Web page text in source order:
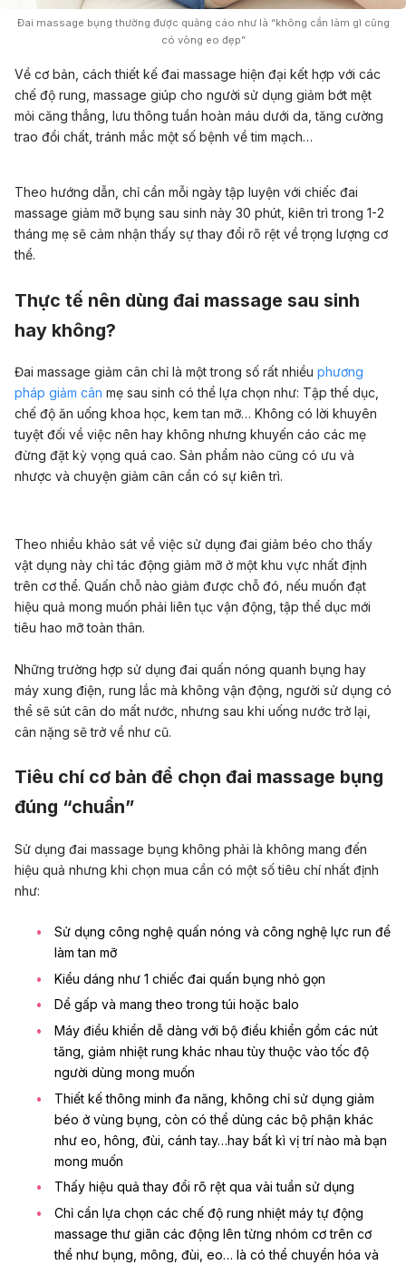
Đai massage bụng thường được quảng cáo như là “không cần làm gì cũng
có vòng eo đẹp”
Về cơ bản, cách thiết kế đai massage hiện đại kết hợp với các
chế độ rung, massage giúp cho người sử dụng giảm bớt mệt
mỏi căng thẳng, lưu thông tuần hoàn máu dưới da, tăng cường
trao đổi chất, tránh mắc một số bệnh về tim mạch…
Theo hướng dẫn, chỉ cần mỗi ngày tập luyện với chiếc đai
massage giảm mỡ bụng sau sinh này 30 phút, kiên trì trong 1-2
tháng mẹ sẽ cảm nhận thấy sự thay đổi rõ rệt về trọng lượng cơ
thể.
Thực tế nên dùng đai massage sau sinh
hay không?
Đai massage giảm cân chỉ là một trong số rất nhiều phương
pháp giảm cân mẹ sau sinh có thể lựa chọn như: Tập thể dục,
chế độ ăn uống khoa học, kem tan mỡ… Không có lời khuyên
tuyệt đối về việc nên hay không nhưng khuyến cáo các mẹ
đừng đặt kỳ vọng quá cao. Sản phẩm nào cũng có ưu và
nhược và chuyện giảm cân cần có sự kiên trì.
Theo nhiều khảo sát về việc sử dụng đai giảm béo cho thấy
vật dụng này chỉ tác động giảm mỡ ở một khu vực nhất định
trên cơ thể. Quấn chỗ nào giảm được chỗ đó, nếu muốn đạt
hiệu quả mong muốn phải liên tục vận động, tập thể dục mới
tiêu hao mỡ toàn thân.
Những trường hợp sử dụng đai quấn nóng quanh bụng hay
máy xung điện, rung lắc mà không vận động, người sử dụng có
thể sẽ sút cân do mất nước, nhưng sau khi uống nước trở lại,
cân nặng sẽ trở về như cũ.
Tiêu chí cơ bản để chọn đai massage bụng
đúng “chuẩn”
Sử dụng đai massage bụng không phải là không mang đến
hiệu quả nhưng khi chọn mua cần có một số tiêu chí nhất định
như:
Sử dụng công nghệ quấn nóng và công nghệ lực run để
làm tan mỡ
Kiểu dáng như 1 chiếc đai quấn bụng nhỏ gọn
Dể gấp và mang theo trong túi hoặc balo
Máy điều khiển dễ dàng với bộ điều khiển gồm các nút
tăng, giảm nhiệt rung khác nhau tùy thuộc vào tốc độ
người dùng mong muốn
Thiết kế thông minh đa năng, không chỉ sử dụng giảm
béo ở vùng bụng, còn có thể dùng các bộ phận khác
như eo, hông, đùi, cánh tay…hay bất kì vị trí nào mà bạn
mong muốn
Thấy hiệu quả thay đổi rõ rệt qua vài tuần sử dụng
Chỉ cần lựa chọn các chế độ rung nhiệt máy tự động
massage thư giãn các động lên từng nhóm cơ trên cơ
thể như bụng, mông, đùi, eo… là có thể chuyển hóa và